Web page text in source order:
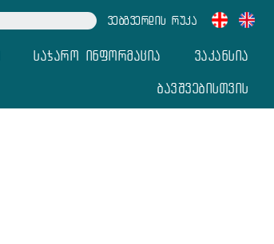
ვებგვერდის რუკა
საჯარო ინფორმაცია ვაკანსია
ბავშვებისთვის